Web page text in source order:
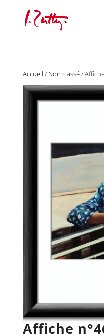
Accueil / Non classé/
Affiche